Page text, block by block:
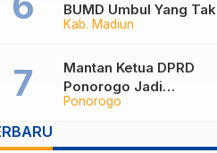
Kab. Madiun
BUMD Umbul Yang Tak
Maksimal, Dinilai Belum
Ponorogo
Mantan Ketua DPRD
Ponorogo Jadi
Tersangka, Punya Harta
Rp1,4 Miliar